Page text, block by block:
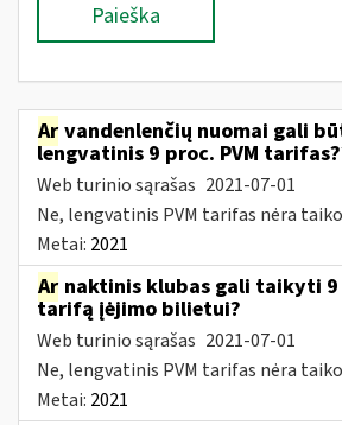
Paieška
Ar vandenlenčių nuomai gali
lengvatinis 9 proc. PVM
Web turinio sąrašas 2021-07-01
Ne, lengvatinis PVM tarifas nėra
Metai: 2021
Ar naktinis klubas gali taikyti 9
tarifą įėjimo bilietui?
Web turinio sąrašas 2021-07-01
Ne, lengvatinis PVM tarifas nėra
Metai: 2021